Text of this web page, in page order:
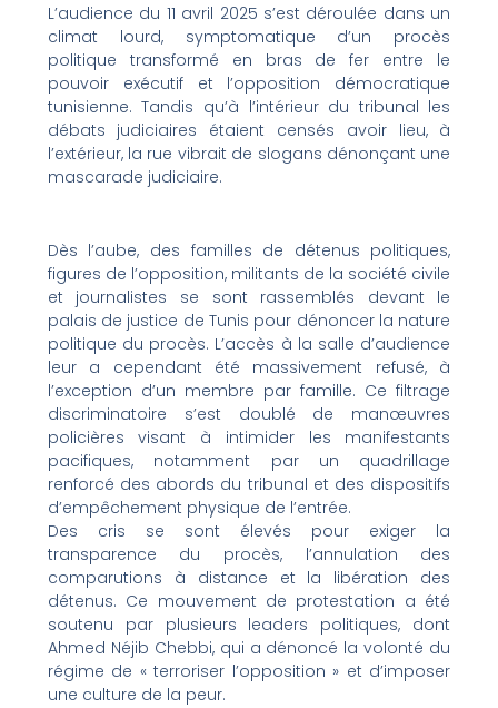
L’audience du 11 avril 2025 s’est déroulée dans un
climat lourd, symptomatique d’un procès
politique transformé en bras de fer entre le
pouvoir exécutif et l’opposition démocratique
tunisienne. Tandis qu’à l’intérieur du tribunal les
débats judiciaires étaient censés avoir lieu, à
l’extérieur, la rue vibrait de slogans dénonçant une
mascarade judiciaire.
Dès l’aube, des familles de détenus politiques,
figures de l’opposition, militants de la société civile
et journalistes se sont rassemblés devant le
palais de justice de Tunis pour dénoncer la nature
politique du procès. L’accès à la salle d’audience
leur a cependant été massivement refusé, à
l’exception d’un membre par famille. Ce filtrage
discriminatoire s’est doublé de manœuvres
policières visant à intimider les manifestants
pacifiques, notamment par un quadrillage
renforcé des abords du tribunal et des dispositifs
d’empêchement physique de l’entrée.
Des cris se sont élevés pour exiger la
transparence du procès, l’annulation des
comparutions à distance et la libération des
détenus. Ce mouvement de protestation a été
soutenu par plusieurs leaders politiques, dont
Ahmed Néjib Chebbi, qui a dénoncé la volonté du
régime de « terroriser l’opposition » et d’imposer
une culture de la peur.